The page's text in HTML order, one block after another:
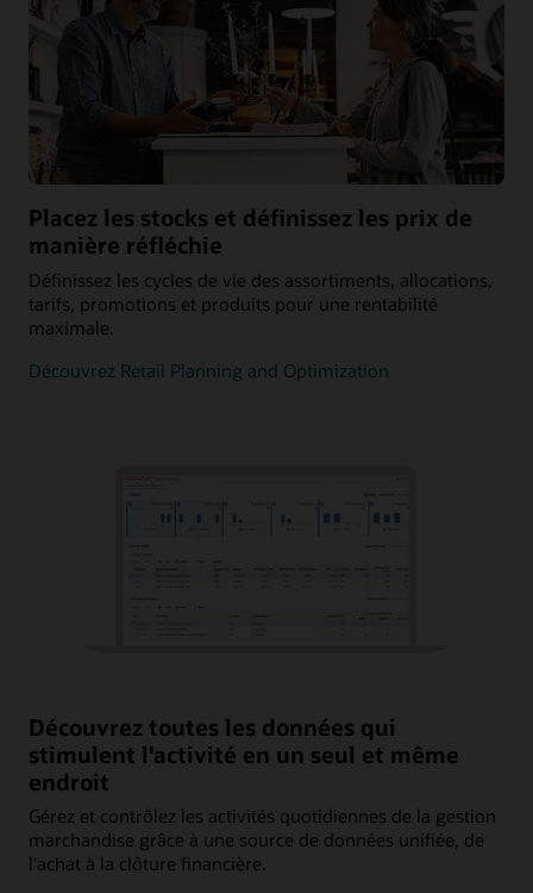
Placez les stocks et définissez les prix de
manière réfléchie
Définissez les cycles de vie des assortiments, allocations,
tarifs, promotions et produits pour une rentabilité
maximale.
Découvrez Retail Planning and Optimization
Découvrez toutes les données qui
stimulent l'activité en un seul et même
endroit
Gérez et contrôlez les activités quotidiennes de la gestion
marchandise grâce à une source de données unifiée, de
l'achat à la clôture financière.